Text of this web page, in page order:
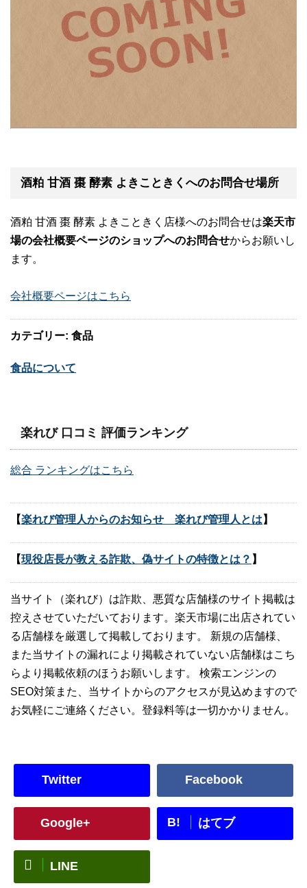
酒粕 甘酒 棗 酵素 よきこときくへのお問合せ場所
酒粕 甘酒 棗 酵素 よきこときく店様へのお問合せは楽天市
場の会社概要ページのショップへのお問合せからお願いし
ます。
会社概要ページはこちら
カテゴリー: 食品
食品について
楽れび 口コミ 評価ランキング
総合 ランキングはこちら
【楽れび管理人からのお知らせ 楽れび管理人とは 】
【現役店長が教える詐欺、偽サイトの特徴とは？ 】
当サイト（楽れび）は詐欺、悪質な店舗様のサイト掲載は
控えさせていただいております。楽天市場に出店されてい
る店舗様を厳選して掲載しております。 新規の店舗様、
また当サイトの漏れにより掲載されていない店舗様はこち
らより掲載依頼のほうお願いします。 検索エンジンの
SEO対策また、当サイトからのアクセスが見込めますので
お気軽にご連絡ください。登録料等は一切かかりません。
Twitter Facebook
Google+ B! はてブ
LINE